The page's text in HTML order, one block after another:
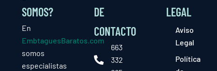
SOMOS?
En
EmbtaguesBaratos.com
somos
especialistas
DE
CONTACTO
663
332
LEGAL
Aviso
Legal
Política